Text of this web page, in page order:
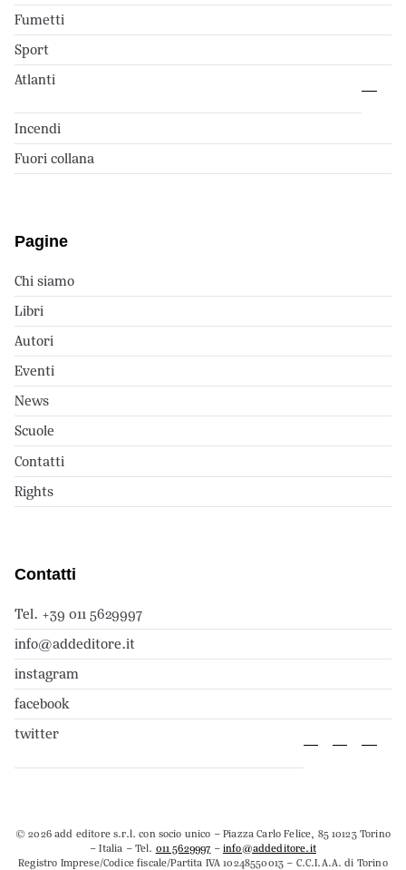
Fumetti
Sport
Atlanti
Incendi
Fuori collana
Pagine
Chi siamo
Libri
Autori
Eventi
News
Scuole
Contatti
Rights
Contatti
Tel. +39 011 5629997
info@addeditore.it
instagram
facebook
twitter
© 2026 add editore s.r.l. con socio unico – Piazza Carlo Felice, 85 10123 Torino
– Italia – Tel. 011 5629997 –info@addeditore.it
Registro Imprese/Codice fiscale/Partita IVA 10248550013 – C.C.I.A.A. di Torino